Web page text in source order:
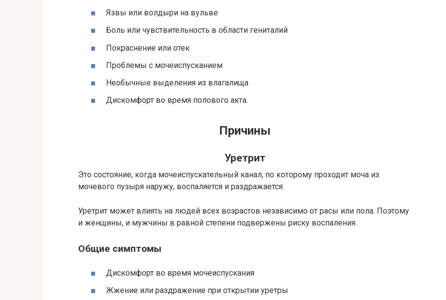
Язвы или волдыри на вульве
Боль или чувствительность в области гениталий
Покраснение или отек
Проблемы с мочеиспусканием
Необычные выделения из влагалища
Дискомфорт во время полового акта.
Причины
Уретрит
Это состояние, когда мочеиспускательный канал, по которому проходит моча из
мочевого пузыря наружу, воспаляется и раздражается.
Уретрит может влиять на людей всех возрастов независимо от расы или пола. Поэтому
и женщины, и мужчины в равной степени подвержены риску воспаления.
Общие симптомы
Дискомфорт во время мочеиспускания
Жжение или раздражение при открытии уретры